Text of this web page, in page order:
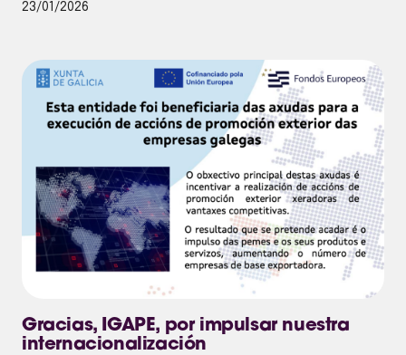
23/01/2026
Gracias, IGAPE, por impulsar nuestra
internacionalización